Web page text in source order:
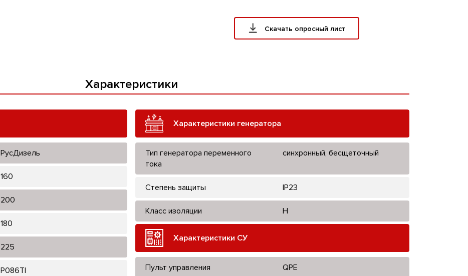
Скачать опросный лист
Характеристики
РусДизель
160
200
180
225
P086TI
Характеристики генератора
Тип генератора переменного
тока
синхронный, бесщеточный
Степень защиты IP23
Класс изоляции H
Характеристики СУ
Пульт управления QPE